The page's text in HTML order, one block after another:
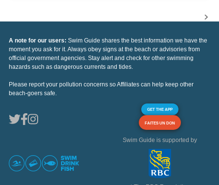
A note for our users: Swim Guide shares the best information we have the
moment you ask for it. Always obey signs at the beach or advisories from
official government agencies. Stay alert and check for other swimming
hazards such as dangerous currents and tides.
Please report your pollution concerns so Affiliates can help keep other
beach-goers safe.
GET THE APP
FAITES UN DON
Swim Guide is supported by